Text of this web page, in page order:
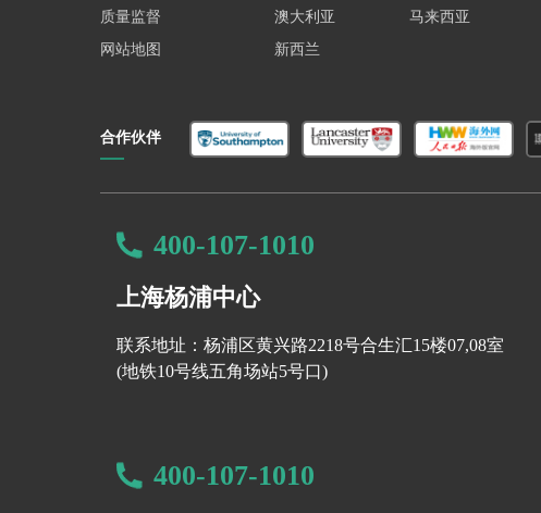
质量监督
网站地图
澳大利亚
新西兰
马来西亚
合作伙伴
400-107-1010
上海杨浦中心
联系地址：杨浦区黄兴路2218号合生汇15楼07,08室
(地铁10号线五角场站5号口)
400-107-1010